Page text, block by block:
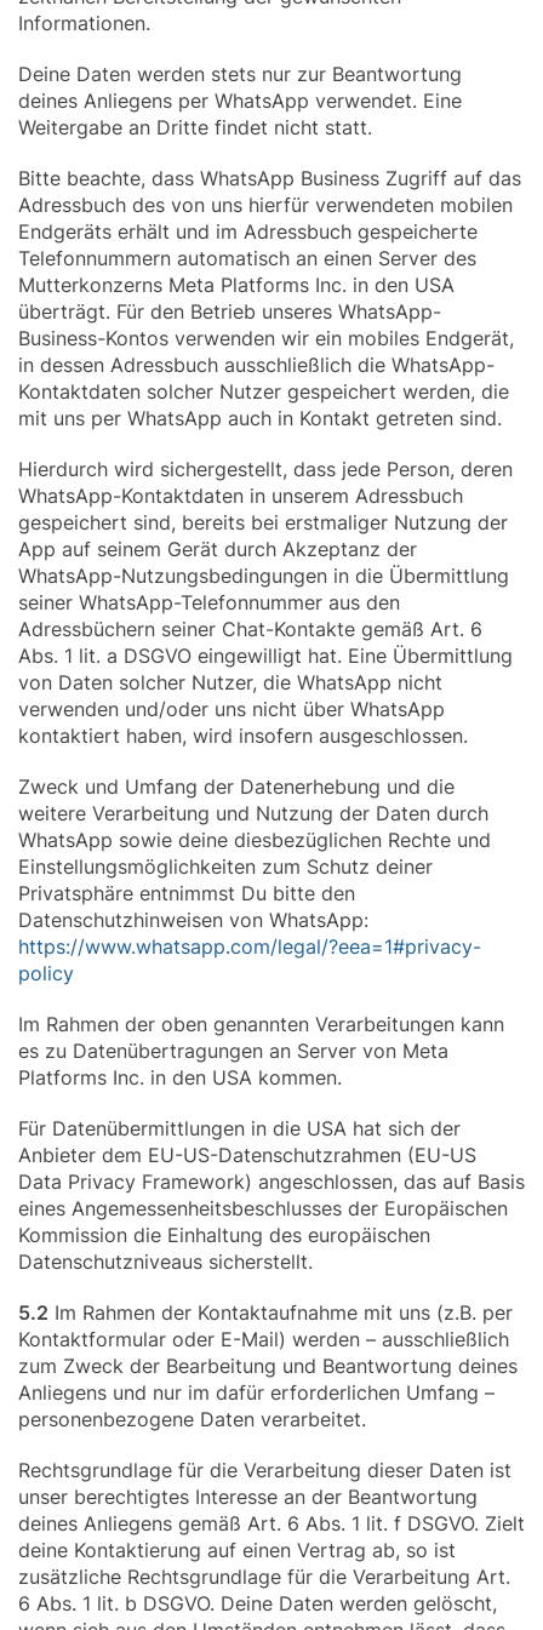
Informationen.
Deine Daten werden stets nur zur Beantwortung
deines Anliegens per WhatsApp verwendet. Eine
Weitergabe an Dritte findet nicht statt.
Bitte beachte, dass WhatsApp Business Zugriff auf das
Adressbuch des von uns hierfür verwendeten mobilen
Endgeräts erhält und im Adressbuch gespeicherte
Telefonnummern automatisch an einen Server des
Mutterkonzerns Meta Platforms Inc. in den USA
überträgt. Für den Betrieb unseres WhatsApp-
Business-Kontos verwenden wir ein mobiles Endgerät,
in dessen Adressbuch ausschließlich die WhatsApp-
Kontaktdaten solcher Nutzer gespeichert werden, die
mit uns per WhatsApp auch in Kontakt getreten sind.
Hierdurch wird sichergestellt, dass jede Person, deren
WhatsApp-Kontaktdaten in unserem Adressbuch
gespeichert sind, bereits bei erstmaliger Nutzung der
App auf seinem Gerät durch Akzeptanz der
WhatsApp-Nutzungsbedingungen in die Übermittlung
seiner WhatsApp-Telefonnummer aus den
Adressbüchern seiner Chat-Kontakte gemäß Art. 6
Abs. 1 lit. a DSGVO eingewilligt hat. Eine Übermittlung
von Daten solcher Nutzer, die WhatsApp nicht
verwenden und/oder uns nicht über WhatsApp
kontaktiert haben, wird insofern ausgeschlossen.
Zweck und Umfang der Datenerhebung und die
weitere Verarbeitung und Nutzung der Daten durch
WhatsApp sowie deine diesbezüglichen Rechte und
Einstellungsmöglichkeiten zum Schutz deiner
Privatsphäre entnimmst Du bitte den
Datenschutzhinweisen von WhatsApp:
https://www.whatsapp.com/legal/?eea=1#privacy-
policy
Im Rahmen der oben genannten Verarbeitungen kann
es zu Datenübertragungen an Server von Meta
Platforms Inc. in den USA kommen.
Für Datenübermittlungen in die USA hat sich der
Anbieter dem EU-US-Datenschutzrahmen (EU-US
Data Privacy Framework) angeschlossen, das auf Basis
eines Angemessenheitsbeschlusses der Europäischen
Kommission die Einhaltung des europäischen
Datenschutzniveaus sicherstellt.
5.2 Im Rahmen der Kontaktaufnahme mit uns (z.B. per
Kontaktformular oder E-Mail) werden – ausschließlich
zum Zweck der Bearbeitung und Beantwortung deines
Anliegens und nur im dafür erforderlichen Umfang –
personenbezogene Daten verarbeitet.
Rechtsgrundlage für die Verarbeitung dieser Daten ist
unser berechtigtes Interesse an der Beantwortung
deines Anliegens gemäß Art. 6 Abs. 1 lit. f DSGVO. Zielt
deine Kontaktierung auf einen Vertrag ab, so ist
zusätzliche Rechtsgrundlage für die Verarbeitung Art.
6 Abs. 1 lit. b DSGVO. Deine Daten werden gelöscht,